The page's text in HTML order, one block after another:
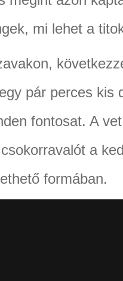
mi lehet a
pár perces kis
fontosat. A
a
formában.